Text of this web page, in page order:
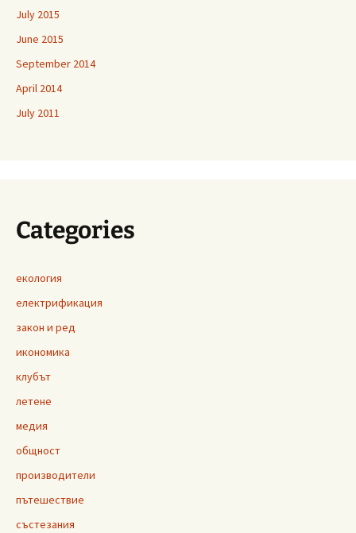
July 2015
June 2015
September 2014
April 2014
July 2011
Categories
екология
електрификация
закон и ред
икономика
клубът
летене
медия
общност
производители
пътешествие
състезания